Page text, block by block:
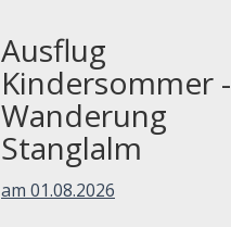
Ausflug
Kindersommer -
Wanderung
Stanglalm
am 01.08.2026